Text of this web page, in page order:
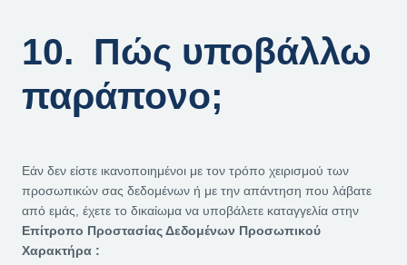
10. Πώς υποβάλλω
παράπονο;
Εάν δεν είστε ικανοποιημένοι με τον τρόπο χειρισμού των
προσωπικών σας δεδομένων ή με την απάντηση που λάβατε
από εμάς, έχετε το δικαίωμα να υποβάλετε καταγγελία στην
Επίτροπο Προστασίας Δεδομένων Προσωπικού
Χαρακτήρα :